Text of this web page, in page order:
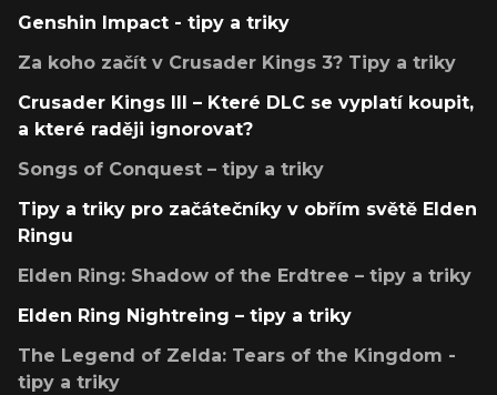
Genshin Impact - tipy a triky
Za koho začít v Crusader Kings 3? Tipy a triky
Crusader Kings III – Které DLC se vyplatí koupit,
a které raději ignorovat?
Songs of Conquest – tipy a triky
Tipy a triky pro začátečníky v obřím světě Elden
Ringu
Elden Ring: Shadow of the Erdtree – tipy a triky
Elden Ring Nightreing – tipy a triky
The Legend of Zelda: Tears of the Kingdom -
tipy a triky